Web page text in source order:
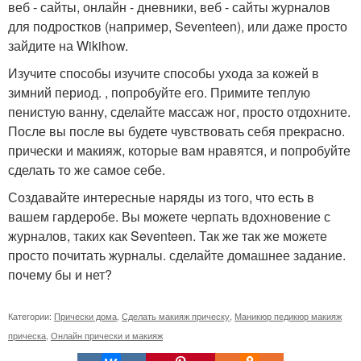
веб - сайты, онлайн - дневники, веб - сайты журналов
для подростков (например, Seventeen), или даже просто
зайдите на Wikihow.
Изучите способы изучите способы ухода за кожей в
зимний период. , попробуйте его. Примите теплую
пенистую ванну, сделайте массаж ног, просто отдохните.
После вы после вы будете чувствовать себя прекрасно.
прически и макияж, которые вам нравятся, и попробуйте
сделать то же самое себе.
Создавайте интересные наряды из того, что есть в
вашем гардеробе. Вы можете черпать вдохновение с
журналов, таких как Seventeen. Так же так же можете
просто почитать журналы. сделайте домашнее задание.
почему бы и нет?
Категории: Прически дома Сделать макияж прическу Маникюр педикюр макияж
прическа Онлайн прически и макияж